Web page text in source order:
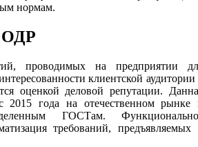
нормам.
ОДР
проводимых на предприятии
клиентской аудитории
оценкой деловой репутации.
2015 года на отечественном рынке
ГОСТам.
требований, предъявляемых